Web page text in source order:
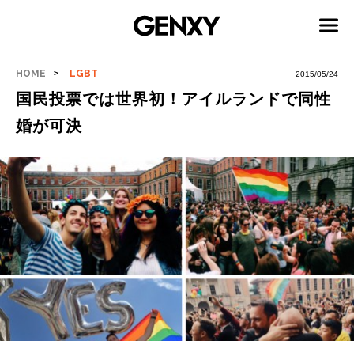
HOME LGBT 2015/05/24
国民投票では世界初！アイルランドで同性
婚が可決